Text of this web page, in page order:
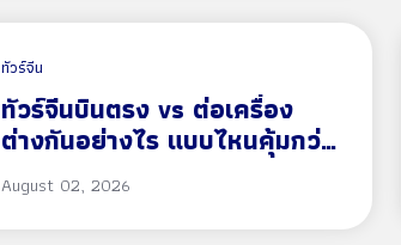
ทัวร์จีน
ทัวร์จีนบินตรง vs ต่อเครื่อง
ต่างกันอย่างไร แบบไหนคุ้มกว่า
2569-2570
August 02, 2026